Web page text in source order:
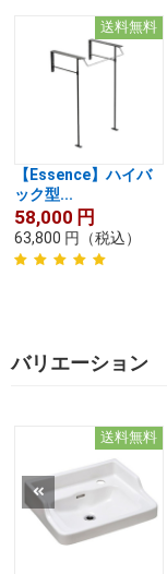
送料無料
【Essence】ハイバ
ック型...
58,000 円
63,800 円 （税込）
バリエーション
送料無料